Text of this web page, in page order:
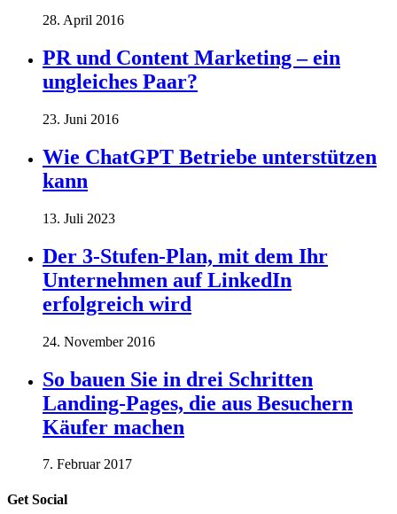
28. April 2016
PR und Content Marketing – ein
ungleiches Paar?
23. Juni 2016
Wie ChatGPT Betriebe unterstützen
kann
13. Juli 2023
Der 3-Stufen-Plan, mit dem Ihr
Unternehmen auf LinkedIn
erfolgreich wird
24. November 2016
So bauen Sie in drei Schritten
Landing-Pages, die aus Besuchern
Käufer machen
7. Februar 2017
Get Social